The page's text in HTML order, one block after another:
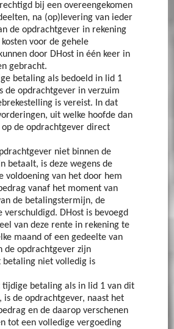
bij een overeengekomen
na (op)levering van ieder
de opdrachtgever in rekening
voor de gehele
door DHost in één keer in
gebracht.
betaling als bedoeld in lid 1
de opdrachtgever in verzuim
is vereist. In dat
uit welke hoofde dan
op de opdrachtgever direct
niet binnen de
betaalt, is deze wegens de
voldoening van het door hem
vanaf het moment van
de betalingstermijn, de
DHost is bevoegd
van deze rente in rekening te
maand of een gedeelte van
de opdrachtgever zijn
niet volledig is
tijdige betaling als in lid 1 van dit
is de opdrachtgever, naast het
en de daarop verschenen
tot een volledige vergoeding